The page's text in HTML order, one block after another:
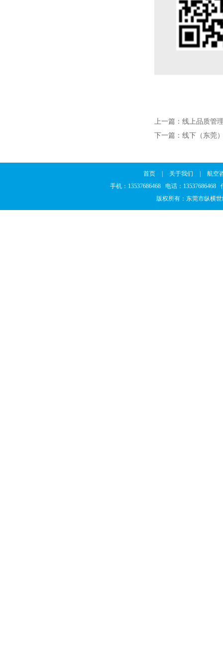
上一篇： 线上品质管
下一篇： 线下（东莞
首页 关于我们
航空
手机：13537686468 电话：13537686468
版权所有：东莞市纵横